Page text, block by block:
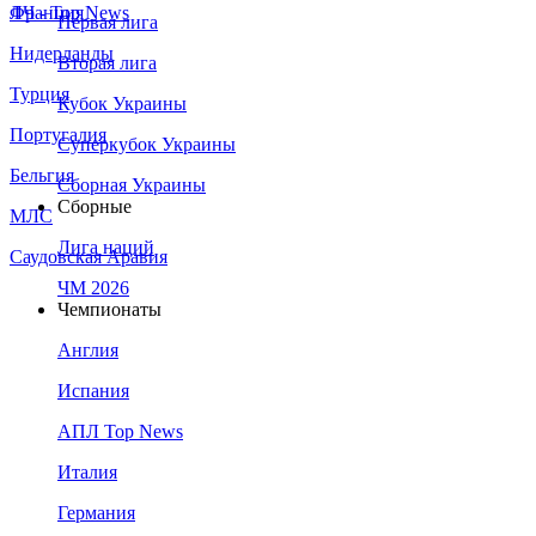
Франция
Нидерланды
Турция
Португалия
Бельгия
МЛС
Саудовская Аравия
ЛЧ - Top News
Первая лига
Вторая лига
Кубок Украины
Суперкубок Украины
Сборная Украины
Сборные
Лига наций
ЧМ 2026
Чемпионаты
Англия
Испания
АПЛ Top News
Италия
Германия